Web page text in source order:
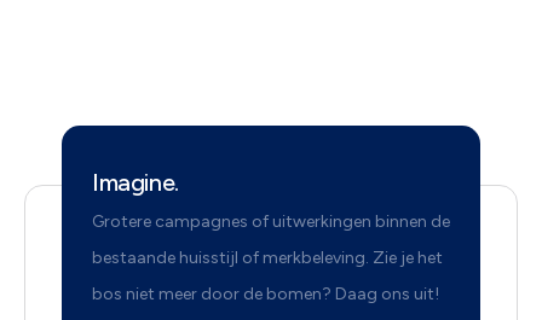
Imagine.
Grotere campagnes of uitwerkingen binnen de
bestaande huisstijl of merkbeleving. Zie je het
bos niet meer door de bomen? Daag ons uit!